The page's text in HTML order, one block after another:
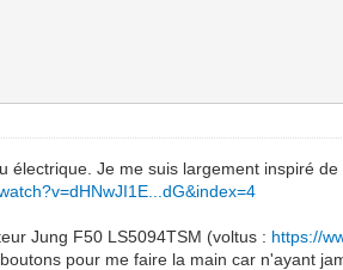
électrique. Je me suis largement inspiré
Jung F50 LS5094TSM (voltus : https://
pour me faire la main car n'ayant